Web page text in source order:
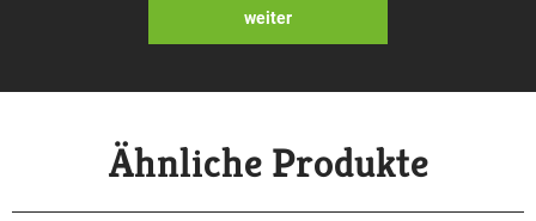
weiter
Ähnliche Produkte